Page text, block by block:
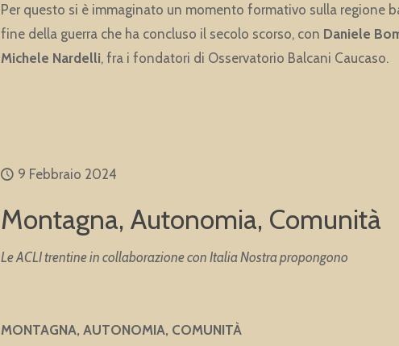
Per questo si è immaginato un momento formativo sulla regione
fine della guerra che ha concluso il secolo scorso, con Daniele
Michele Nardelli, fra i fondatori di Osservatorio Balcani Caucaso.
9 Febbraio 2024
Montagna, Autonomia, Comunità
Le ACLI trentine in collaborazione con Italia Nostra propongono
MONTAGNA, AUTONOMIA, COMUNITÀ